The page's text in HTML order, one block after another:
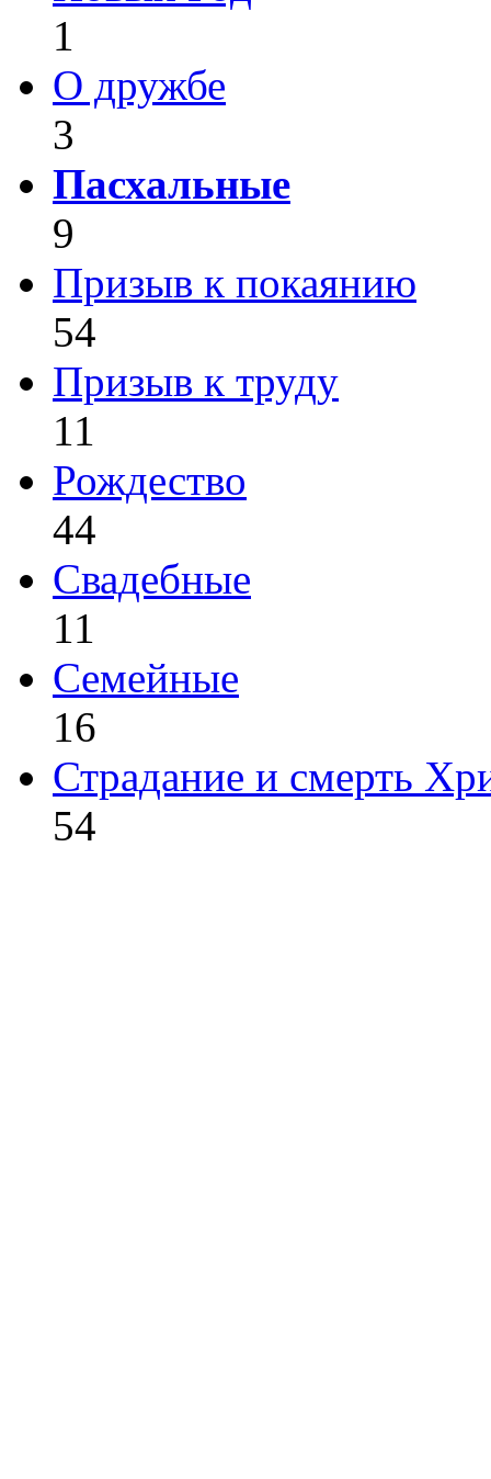
1
О дружбе
3
Пасхальные
9
Призыв к покаянию
54
Призыв к труду
11
Рождество
44
Свадебные
11
Семейные
16
Страдание и смерть
54